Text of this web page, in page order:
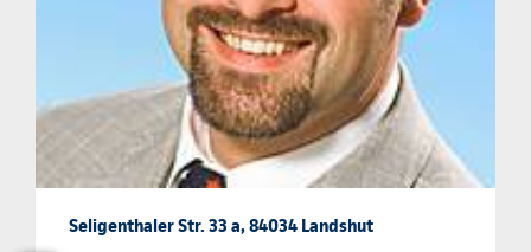
Seligenthaler Str. 33 a, 84034 Landshut